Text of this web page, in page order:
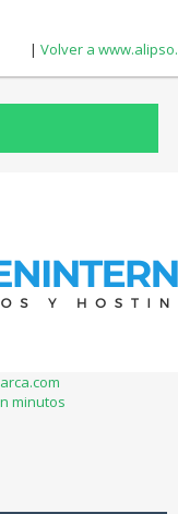
| Volver a
minutos